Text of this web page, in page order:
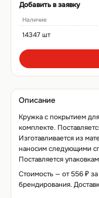
Добавить в заявку
Наличие
14347 шт
Описание
Кружка с покрытием
комплекте.
Изготавливается из
наносим следующими
Поставляется
Стоимость — от 556 ₽
брендирования.